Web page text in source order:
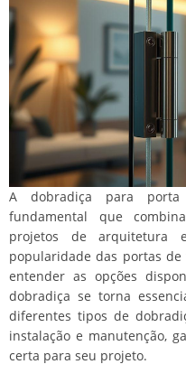
A dobradiça para
fundamental que
projetos de arquitetura
popularidade das portas
entender as opções
dobradiça se torna
diferentes tipos de
instalação e manutenção,
certa para seu projeto.